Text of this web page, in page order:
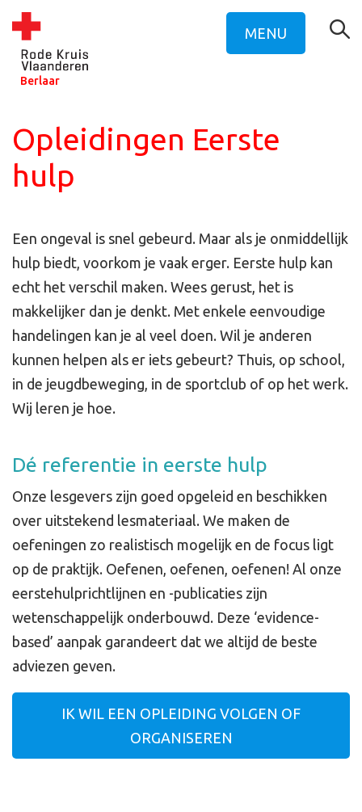
Berlaar
MENU
Opleidingen Eerste
hulp
Een ongeval is snel gebeurd. Maar als je onmiddellijk
hulp biedt, voorkom je vaak erger. Eerste hulp kan
echt het verschil maken. Wees gerust, het is
makkelijker dan je denkt. Met enkele eenvoudige
handelingen kan je al veel doen. Wil je anderen
kunnen helpen als er iets gebeurt? Thuis, op school,
in de jeugdbeweging, in de sportclub of op het werk.
Wij leren je hoe.
Dé referentie in eerste hulp
Onze lesgevers zijn goed opgeleid en beschikken
over uitstekend lesmateriaal. We maken de
oefeningen zo realistisch mogelijk en de focus ligt
op de praktijk. Oefenen, oefenen, oefenen! Al onze
eerstehulprichtlijnen en -publicaties zijn
wetenschappelijk onderbouwd. Deze ‘evidence-
based’ aanpak garandeert dat we altijd de beste
adviezen geven.
IK WIL EEN OPLEIDING VOLGEN OF
ORGANISEREN